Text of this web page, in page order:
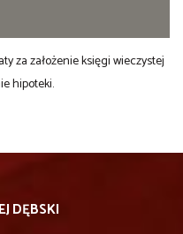
za założenie księgi wieczystej
hipoteki.
DĘBSKI